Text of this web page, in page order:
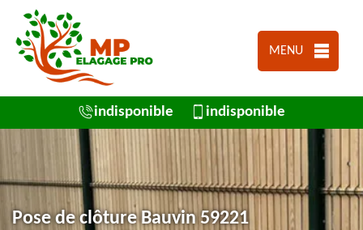
MENU
indisponible indisponible
Pose de clôture Bauvin 59221